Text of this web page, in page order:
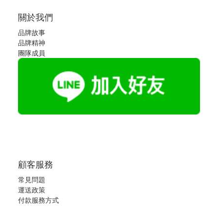
關於我們
品牌故事
品牌精神
團隊成員
顧客服務
常見問題
運送政策
付款服務方式